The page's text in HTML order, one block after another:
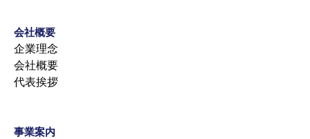
会社概要
企業理念
会社概要
代表挨拶
事業案内